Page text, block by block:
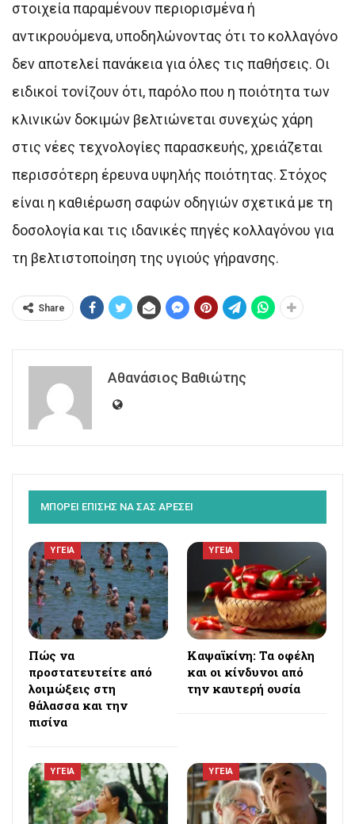
στοιχεία παραμένουν περιορισμένα ή
αντικρουόμενα, υποδηλώνοντας ότι το κολλαγόνο
δεν αποτελεί πανάκεια για όλες τις παθήσεις. Οι
ειδικοί τονίζουν ότι, παρόλο που η ποιότητα των
κλινικών δοκιμών βελτιώνεται συνεχώς χάρη
στις νέες τεχνολογίες παρασκευής, χρειάζεται
περισσότερη έρευνα υψηλής ποιότητας. Στόχος
είναι η καθιέρωση σαφών οδηγιών σχετικά με τη
δοσολογία και τις ιδανικές πηγές κολλαγόνου για
τη βελτιστοποίηση της υγιούς γήρανσης.
Share
Αθανάσιος Βαθιώτης
ΜΠΟΡΕΙ ΕΠΙΣΗΣ ΝΑ ΣΑΣ ΑΡΕΣΕΙ
ΥΓΕΙΑ
Πώς να
προστατευτείτε από
λοιμώξεις στη
θάλασσα και την
πισίνα
ΥΓΕΙΑ
Καψαϊκίνη: Τα οφέλη
και οι κίνδυνοι από
την καυτερή ουσία
ΥΓΕΙΑ ΥΓΕΙΑ